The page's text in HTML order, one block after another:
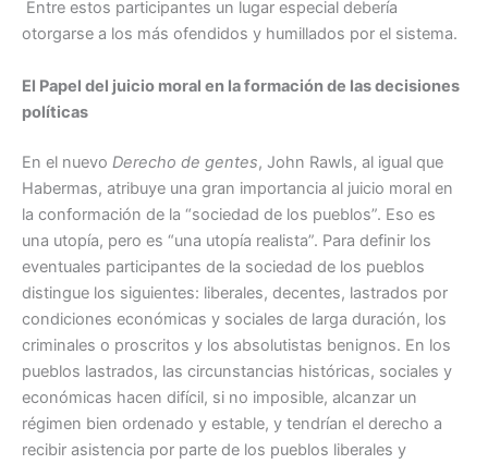
Entre estos participantes un lugar especial debería
otorgarse a los más ofendidos y humillados por el sistema.
El Papel del juicio moral en la formación de las decisiones
políticas
En el nuevo Derecho de gentes, John Rawls, al igual que
Habermas, atribuye una gran importancia al juicio moral en
la conformación de la “sociedad de los pueblos”. Eso es
una utopía, pero es “una utopía realista”. Para definir los
eventuales participantes de la sociedad de los pueblos
distingue los siguientes: liberales, decentes, lastrados por
condiciones económicas y sociales de larga duración, los
criminales o proscritos y los absolutistas benignos. En los
pueblos lastrados, las circunstancias históricas, sociales y
económicas hacen difícil, si no imposible, alcanzar un
régimen bien ordenado y estable, y tendrían el derecho a
recibir asistencia por parte de los pueblos liberales y